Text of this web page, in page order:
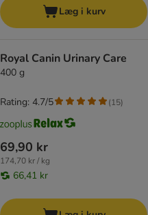
Læg i kurv
Royal Canin Urinary Care
400 g
69,90 kr
174,70 kr / kg
66,41 kr
Rating: 4.7/5 (15)